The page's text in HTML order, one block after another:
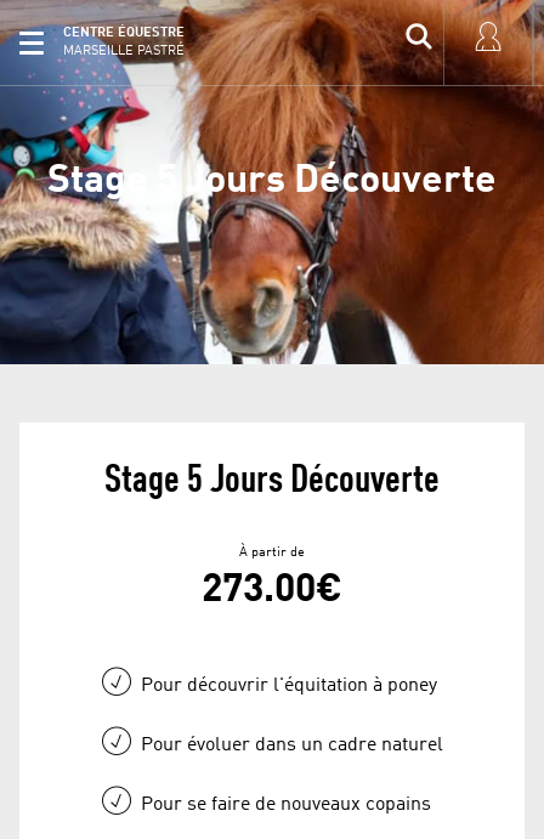
CENTRE ÉQUESTRE
MARSEILLE PASTRÉ
Stage 5 Jours Découverte
Stage 5 Jours Découverte
À partir de
273.00€
Pour découvrir l'équitation à poney
Pour évoluer dans un cadre naturel
Pour se faire de nouveaux copains